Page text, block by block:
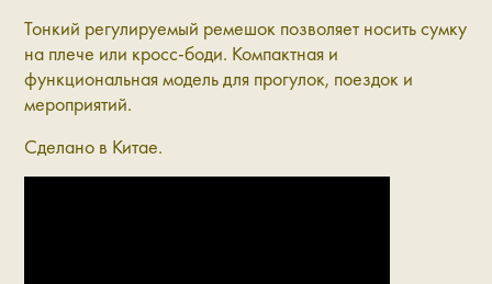
Тонкий регулируемый ремешок позволяет носить сумку
на плече или кросс-боди. Компактная и
функциональная модель для прогулок, поездок и
мероприятий.
Сделано в Китае.